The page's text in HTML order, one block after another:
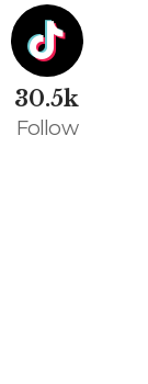
30.5k
Follow